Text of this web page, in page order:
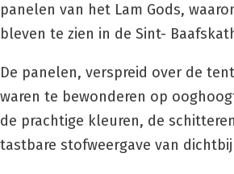
panelen van het Lam Gods,
bleven te zien in de Sint-
De panelen, verspreid over de
waren te bewonderen op
de prachtige kleuren, de
tastbare stofweergave van